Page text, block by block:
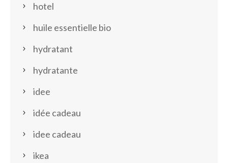
hotel
huile essentielle bio
hydratant
hydratante
idee
idée cadeau
idee cadeau
ikea